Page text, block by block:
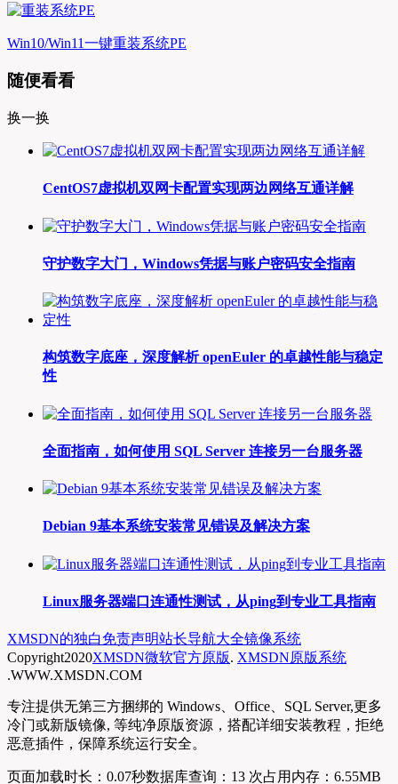
Win10/Win11一键重装系统PE
随便看看
换一换
CentOS7虚拟机双网卡配置实现两边网络互通详解
守护数字大门，Windows凭据与账户密码安全指南
构筑数字底座，深度解析 openEuler 的卓越性能与稳定
性
全面指南，如何使用 SQL Server 连接另一台服务器
Debian 9基本系统安装常见错误及解决方案
Linux服务器端口连通性测试，从ping到专业工具指南
XMSDN的独白免责声明站长导航大全镜像系统
Copyright2020XMSDN微软官方原版. XMSDN原版系统
.WWW.XMSDN.COM
专注提供无第三方捆绑的 Windows、Office、SQL Server,更多
冷门或新版镜像, 等纯净原版资源，搭配详细安装教程，拒绝
恶意插件，保障系统运行安全。
页面加载时长：0.07秒数据库查询：13 次占用内存：6.55MB